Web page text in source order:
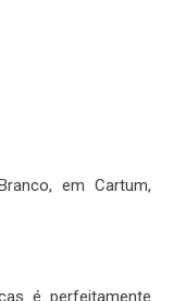
em Cartum,
é perfeitamente